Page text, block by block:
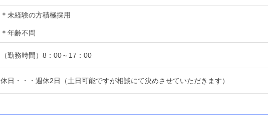
＊未経験の方積極採用
＊年齢不問
（勤務時間）8：00～17：00
休日・・・週休2日（土日可能ですが相談にて決めさせていただきます）